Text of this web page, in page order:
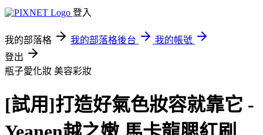
登入
我的部落格 我的部落格後台
我的帳號
登出
瓶子愛化妝 美容彩妝
[試用]打造好氣色妝容就靠它 -